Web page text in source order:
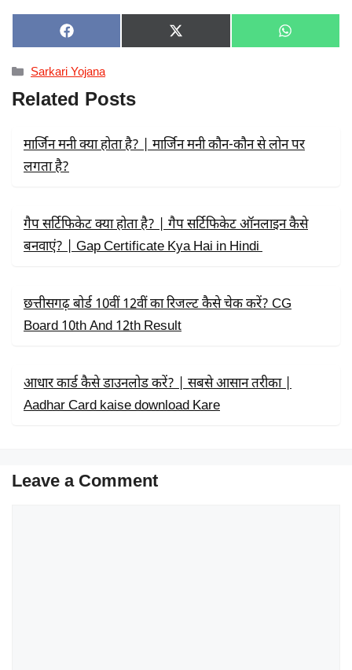
SHARE
ON
F
A
C
E
B
O
SHARE
ON
X
(
R
SHARE
ON
W
H
Categories
Sarkari Yojana
Related Posts
मार्जिन मनी क्या होता है? | मार्जिन मनी कौन-कौन से लोन पर
लगता है?
गैप सर्टिफिकेट क्या होता है? | गैप सर्टिफिकेट ऑनलाइन कैसे
बनवाएं? | Gap Certificate Kya Hai in Hindi
छत्तीसगढ़ बोर्ड 10वीं 12वीं का रिजल्ट कैसे चेक करें? CG
Board 10th And 12th Result
आधार कार्ड कैसे डाउनलोड करें? | सबसे आसान तरीका |
Aadhar Card kaise download Kare
Leave a Comment